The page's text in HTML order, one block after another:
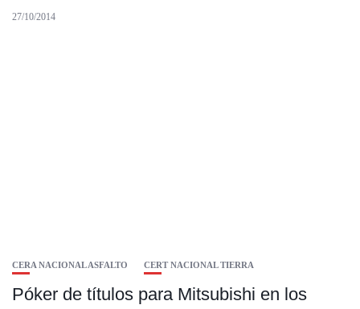
27/10/2014
CERA NACIONAL ASFALTO CERT NACIONAL TIERRA
Póker de títulos para Mitsubishi en los